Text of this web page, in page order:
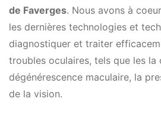
de Faverges. Nous avons à
les dernières technologies et
diagnostiquer et traiter
troubles oculaires, tels que les la
dégénérescence maculaire, la
de la vision.